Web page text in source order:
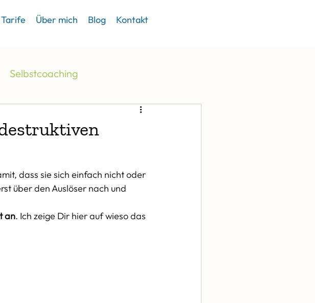
Über mich Blog Kontakt
Selbstcoaching
dass sie sich einfach nicht oder
über den Auslöser nach und
an. Ich zeige Dir hier auf wieso das